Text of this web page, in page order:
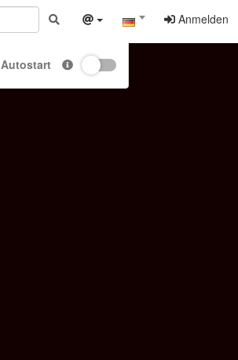
Anmelden
Autostart